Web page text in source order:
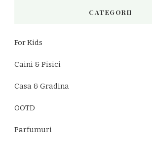
CATEGORII
For Kids
Caini & Pisici
Casa & Gradina
OOTD
Parfumuri